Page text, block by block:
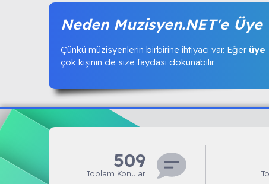
Neden Muzisyen.NET'e Üye
Çünkü müzisyenlerin birbirine ihtiyacı var. Eğer üye
çok kişinin de size faydası dokunabilir.
509
Toplam Konular